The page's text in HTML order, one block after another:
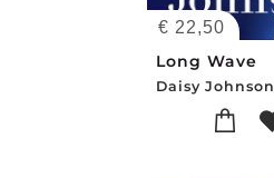
€ 22,50
Long Wave
Daisy Johnson